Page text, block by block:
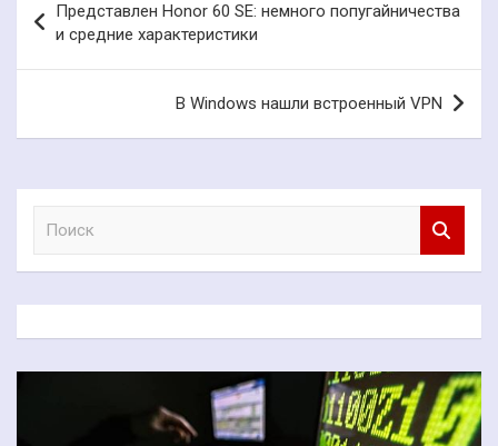
по
записям
Представлен Honor 60 SE: немного попугайничества
и средние характеристики
В Windows нашли встроенный VPN
к